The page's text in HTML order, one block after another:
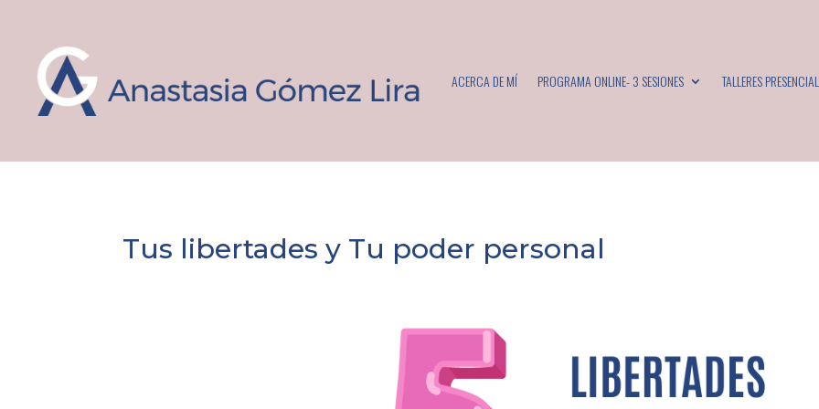
ACERCA DE MÍ PROGRAMA ONLINE- 3 SESIONES TALLERES
Tus libertades y Tu poder personal